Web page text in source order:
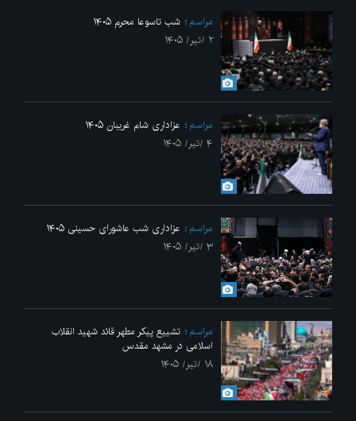
مراسم
شب تاسوعا محرم ۱۴۰۵
۲ /تیر/ ۱۴۰۵
مراسم
عزاداری شام غریبان ۱۴۰۵
۴ /تیر/ ۱۴۰۵
مراسم
عزاداری شب عاشورای حسینی ۱۴۰۵
۳ /تیر/ ۱۴۰۵
مراسم
تشییع پیکر مطهر قائد شهید انقلاب
اسلامی در مشهد مقدس
۱۸ /تیر/ ۱۴۰۵